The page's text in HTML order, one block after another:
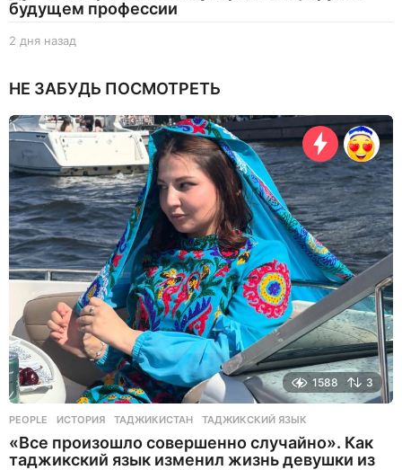
будущем профессии
2 дня назад
я
а
з
д
НЕ ЗАБУДЬ ПОСМОТРЕТЬ
1588 3
PEOPLE ИСТОРИЯ ,ТАДЖИКИСТАН ,ТАДЖИКСКИЙ ЯЗЫК
«Все произошло совершенно случайно». Как
таджикский язык изменил жизнь девушки из